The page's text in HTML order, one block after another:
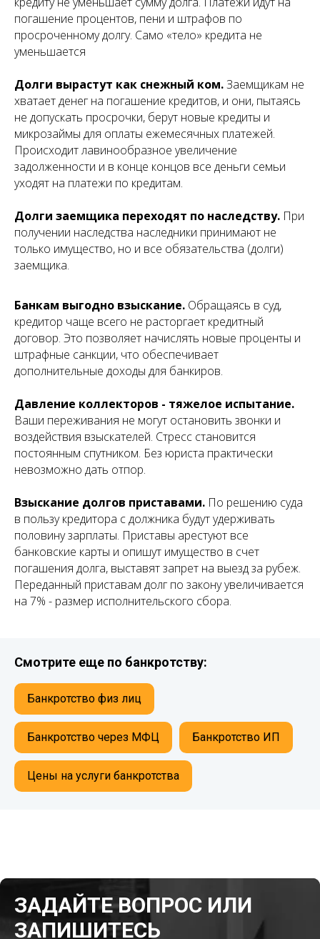
погашение процентов, пени и штрафов по
просроченному долгу. Само «тело» кредита не
уменьшается
Долги вырастут как снежный ком.Заемщикам не
хватает денег на погашение кредитов, и они, пытаясь
не допускать просрочки, берут новые кредиты и
микрозаймы для оплаты ежемесячных платежей.
Происходит лавинообразное увеличение
задолженности и в конце концов все деньги семьи
уходят на платежи по кредитам.
Долги заемщика переходят по наследству. При
получении наследства наследники принимают не
только имущество, но и все обязательства (долги)
заемщика.
Банкам выгодно взыскание. Обращаясь в суд,
кредитор чаще всего не расторгает кредитный
договор. Это позволяет начислять новые проценты и
штрафные санкции, что обеспечивает
дополнительные доходы для банкиров.
Давление коллекторов - тяжелое испытание.
Ваши переживания не могут остановить звонки и
воздействия взыскателей. Стресс становится
постоянным спутником. Без юриста практически
невозможно дать отпор.
Взыскание долгов приставами. По решению суда
в пользу кредитора с должника будут удерживать
половину зарплаты. Приставы арестуют все
банковские карты и опишут имущество в счет
погашения долга, выставят запрет на выезд за рубеж.
Переданный приставам долг по закону увеличивается
на 7% - размер исполнительского сбора.
Смотрите еще по банкротству:
Банкротство физ лиц
Банкротство через МФЦ Банкротство ИП
Цены на услуги банкротства
ЗАДАЙТЕ ВОПРОС ИЛИ
ЗАПИШИТЕСЬ